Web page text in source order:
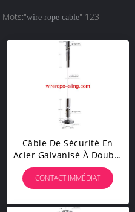
Mots:"wire rope cable" 123
Câble De Sécurité En
Acier Galvanisé À Double
Jambe Et À Double Mini -
Crochet Yw86375
CONTACT IMMÉDIAT